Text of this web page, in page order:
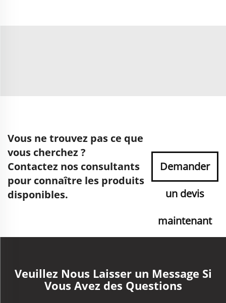
Vous ne trouvez pas ce que
vous cherchez ?
Contactez nos consultants
pour connaître les produits
disponibles.
Demander
un devis
maintenant
Veuillez Nous Laisser un Message Si
Vous Avez des Questions